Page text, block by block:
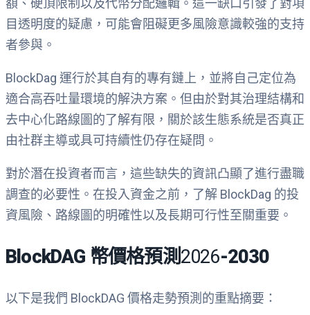
額、硬頂限制以及代幣分配邏輯。這一缺口引發了對項
目透明度的疑慮，可能會阻礙更多風險意識較強的支持
者參與。
BlockDag 運行於其自有的專有鏈上，並將自己定位為
適合高吞吐量環境的解決方案。但由於對其治理結構和
去中心化路線圖的了解有限，關於該生態系統是否真正
由社群主導或具可持續性仍存在疑問。
對於潛在投資者而言，這些缺失的資訊凸顯了進行盡職
調查的必要性。在投入資金之前，了解 BlockDag 的投
資風險、路線圖的明確性以及長期可行性至關重要。
BlockDAG 幣價格預測2026-2030
以下是我們 BlockDAG 價格走勢預測的重點摘要：